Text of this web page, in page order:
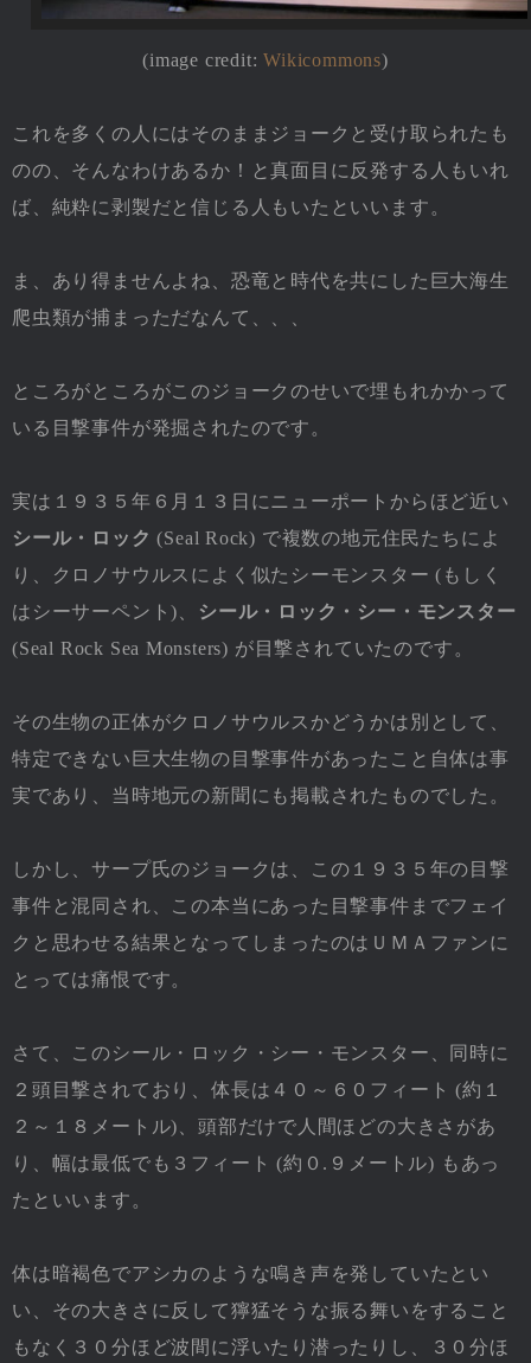
(image credit:Wikicommons)
これを多くの人にはそのままジョークと受け取られたも
のの、そんなわけあるか！と真面目に反発する人もいれ
ば、純粋に剥製だと信じる人もいたといいます。
ま、あり得ませんよね、恐竜と時代を共にした巨大海生
爬虫類が捕まっただなんて、、、
ところがところがこのジョークのせいで埋もれかかって
いる目撃事件が発掘されたのです。
実は１９３５年６月１３日にニューポートからほど近い
シール・ロック (Seal Rock) で複数の地元住民たちによ
り、クロノサウルスによく似たシーモンスター (もしく
はシーサーペント)、
シール・ロック・シー・モンスター
(Seal Rock Sea Monsters) が目撃されていたのです。
その生物の正体がクロノサウルスかどうかは別として、
特定できない巨大生物の目撃事件があったこと自体は事
実であり、当時地元の新聞にも掲載されたものでした。
しかし、サープ氏のジョークは、この１９３５年の目撃
事件と混同され、この本当にあった目撃事件までフェイ
クと思わせる結果となってしまったのはＵＭＡファンに
とっては痛恨です。
さて、このシール・ロック・シー・モンスター、同時に
２頭目撃されており、体長は４０～６０フィート (約１
２～１８メートル)、頭部だけで人間ほどの大きさがあ
り、幅は最低でも３フィート (約０.９メートル) もあっ
たといいます。
体は暗褐色でアシカのような鳴き声を発していたとい
い、その大きさに反して獰猛そうな振る舞いをすること
もなく３０分ほど波間に浮いたり潜ったりし、３０分ほ